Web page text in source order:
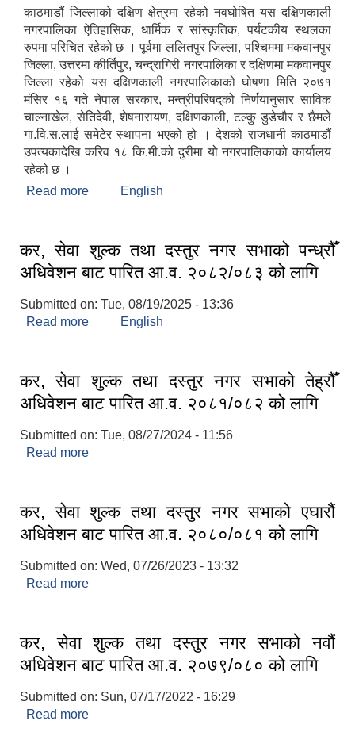
काठमाडौं जिल्लाको दक्षिण क्षेत्रमा रहेको नवघोषित यस दक्षिणकाली
नगरपालिका ऐतिहासिक, धार्मिक र सांस्कृतिक, पर्यटकीय स्थलका
रुपमा परिचित रहेको छ । पूर्वमा ललितपुर जिल्ला, पश्चिममा मकवानपुर
जिल्ला, उत्तरमा कीर्तिपुर, चन्द्रागिरी नगरपालिका र दक्षिणमा मकवानपुर
जिल्ला रहेको यस दक्षिणकाली नगरपालिकाको घोषणा मिति २०७१
मंसिर १६ गते नेपाल सरकार, मन्त्रीपरिषद्‌को निर्णयानुसार साविक
चाल्नाखेल, सेतिदेवी, शेषनारायण, दक्षिणकाली, टल्कु डुडेचौर र छैमले
गा.वि.स.लाई समेटेर स्थापना भएको हो । देशको राजधानी काठमाडौं
उपत्यकादेखि करिव १८ कि.मी.को दुरीमा यो नगरपालिकाको कार्यालय
रहेको छ ।
Read more about दक्षि‍णकाली नगरपालिका एक परिचय
English
कर, सेवा शुल्क तथा दस्तुर नगर सभाको पन्ध्रौँ
अधिवेशन बाट पारित आ.व. २०८२/०८३ को लागि
Submitted on: Tue, 08/19/2025 - 13:36
Read more about कर, सेवा शुल्क तथा दस्तुर नगर सभाको पन्ध्रौँ
English
कर, सेवा शुल्क तथा दस्तुर नगर सभाको तेह्रौँ
अधिवेशन बाट पारित आ.व. २०८१/०८२ को लागि
Submitted on: Tue, 08/27/2024 - 11:56
Read more
कर, सेवा शुल्क तथा दस्तुर नगर सभाको एघारौं
अधिवेशन बाट पारित आ.व. २०८०/०८१ को लागि
Submitted on: Wed, 07/26/2023 - 13:32
Read more
कर, सेवा शुल्क तथा दस्तुर नगर सभाको नवौं
अधिवेशन बाट पारित आ.व. २०७९/०८० को लागि
Submitted on: Sun, 07/17/2022 - 16:29
Read more